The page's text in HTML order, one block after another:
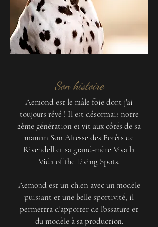
Son histoire
Aemond est le mâle foie dont j'ai
toujours rêvé ! Il est désormais notre
2ème génération et vit aux côtés de sa
maman Son Altesse des Forêts de
Rivendellet sa grand-mère Viva la
Vida of the Living Spots.
Aemond est un chien avec un modèle
puissant et une belle sportivité, il
permettra d'apporter de l'ossature et
du modèle à sa production.